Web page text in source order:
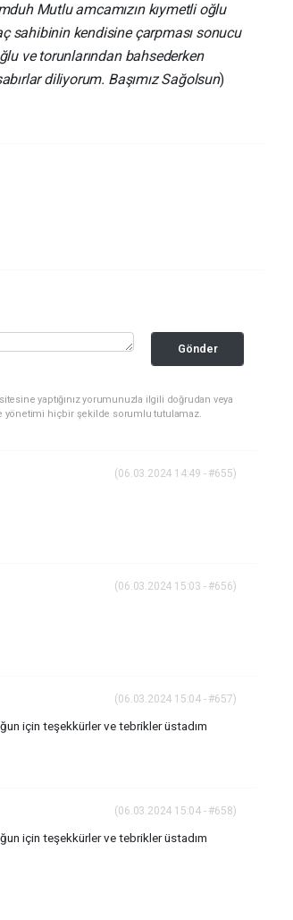
Mutlu amcamızın kıymetli oğlu
sahibinin kendisine çarpması sonucu
ve torunlarından bahsederken
diliyorum. Başımız Sağolsun)
Gönder
yaptığınız yorumunuzla ilgili doğrudan veya
yönetimi hiçbir şekilde sorumlu tutulamaz.
(06.03.2024 14:49 - #655)
(06.03.2024 15:03 - #656)
(06.03.2024 15:04 - #657)
için teşekkürler ve tebrikler üstadım
(06.03.2024 15:04 - #658)
için teşekkürler ve tebrikler üstadım